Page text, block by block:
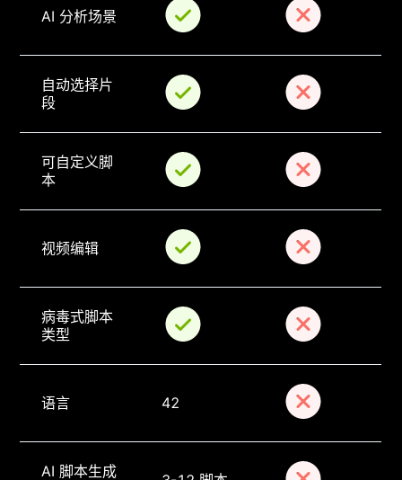
AI 分析场景
自动选择片
段
可自定义脚
本
视频编辑
病毒式脚本
类型
语言 42
AI 脚本生成